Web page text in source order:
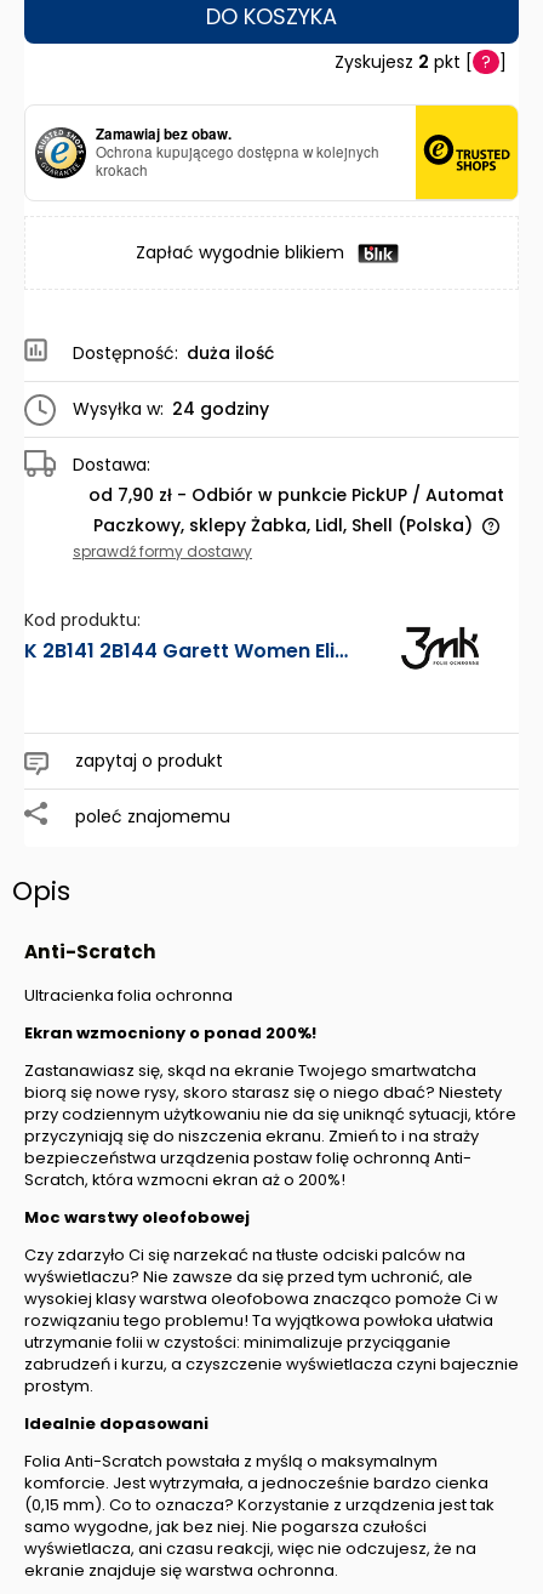
DO KOSZYKA
Zyskujesz 2 pkt [ ? ]
Zamawiaj bez obaw.
Ochrona kupującego dostępna w kolejnych
krokach
Zapłać wygodnie blikiem
Dostępność: duża ilość
Wysyłka w: 24 godziny
Dostawa:
od 7,90 zł - Odbiór w punkcie PickUP / Automat
Paczkowy, sklepy Żabka, Lidl, Shell (Polska)
Cena nie zawiera ewentualnych kosztów płatności
sprawdź formy dostawy
Kod produktu:
K 2B141 2B144 Garett Women Elise - 3mk FOLIA OCHRONNA Anti-Scratch
zapytaj o produkt
poleć znajomemu
Opis
Anti-Scratch
Ultracienka folia ochronna
Ekran wzmocniony o ponad 200%!
Zastanawiasz się, skąd na ekranie Twojego smartwatcha
biorą się nowe rysy, skoro starasz się o niego dbać? Niestety
przy codziennym użytkowaniu nie da się uniknąć sytuacji, które
przyczyniają się do niszczenia ekranu. Zmień to i na straży
bezpieczeństwa urządzenia postaw folię ochronną Anti-
Scratch, która wzmocni ekran aż o 200%!
Moc warstwy oleofobowej
Czy zdarzyło Ci się narzekać na tłuste odciski palców na
wyświetlaczu? Nie zawsze da się przed tym uchronić, ale
wysokiej klasy warstwa oleofobowa znacząco pomoże Ci w
rozwiązaniu tego problemu! Ta wyjątkowa powłoka ułatwia
utrzymanie folii w czystości: minimalizuje przyciąganie
zabrudzeń i kurzu, a czyszczenie wyświetlacza czyni bajecznie
prostym.
Idealnie dopasowani
Folia Anti-Scratch powstała z myślą o maksymalnym
komforcie. Jest wytrzymała, a jednocześnie bardzo cienka
(0,15 mm). Co to oznacza? Korzystanie z urządzenia jest tak
samo wygodne, jak bez niej. Nie pogarsza czułości
wyświetlacza, ani czasu reakcji, więc nie odczujesz, że na
ekranie znajduje się warstwa ochronna.